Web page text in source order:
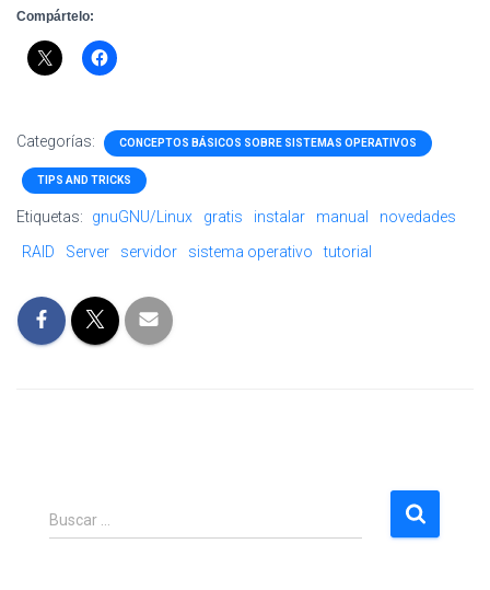
Compártelo:
Categorías: CONCEPTOS BÁSICOS SOBRE SISTEMAS OPERATIVOS
TIPS AND TRICKS
Etiquetas: gnuGNU/Linux gratis instalar manual
novedades
RAID
Server servidor sistema operativo tutorial
B
u
Buscar …